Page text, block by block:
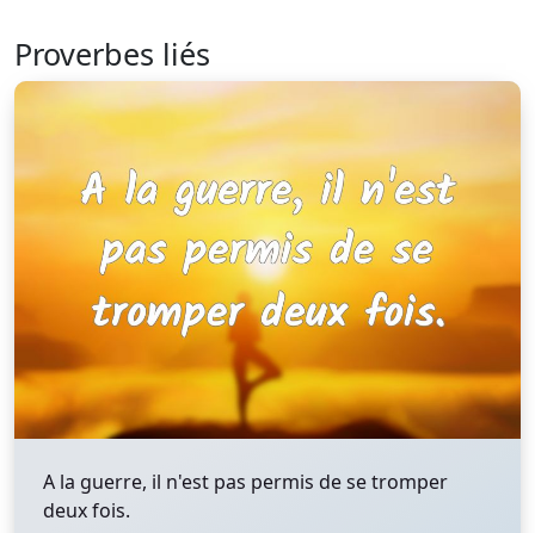
Proverbes liés
A la guerre, il n'est pas permis de se tromper
deux fois.